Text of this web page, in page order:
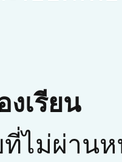
งเรียน
ที่ไม่ผ่าน